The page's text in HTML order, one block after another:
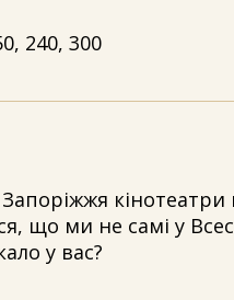
240, 300
що ми не самі у
у вас?